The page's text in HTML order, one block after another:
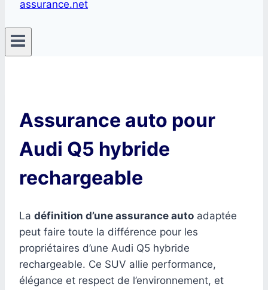
Assurance auto pour
Audi Q5 hybride
rechargeable
La définition d’une assurance auto adaptée
peut faire toute la différence pour les
propriétaires d’une Audi Q5 hybride
rechargeable. Ce SUV allie performance,
élégance et respect de l’environnement, et